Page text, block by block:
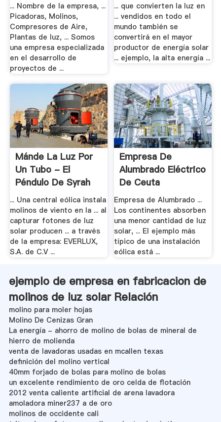
... Nombre de la empresa, ...
Picadoras, Molinos,
Compresores de Aire,
Plantas de luz, ... Somos
una empresa especializada
en el desarrollo de
proyectos de ...
... que convierten la luz en
... vendidos en todo el
mundo también se
convertirá en el mayor
productor de energía solar
... ejemplo, la alta energía ...
Mánde La Luz Por
Un Tubo - El
Péndulo De Syrah
... Una central eólica instala
molinos de viento en la ... al
capturar fotones de luz
solar producen ... a través
de la empresa: EVERLUX,
S.A. de C.V ...
Empresa De
Alumbrado Eléctrico
De Ceuta
Empresa de Alumbrado ...
Los continentes absorben
una menor cantidad de luz
solar, ... El ejemplo más
típico de una instalación
eólica está ...
ejemplo de empresa en fabricacion de
molinos de luz solar Relación
molino para moler hojas
Molino De Cenizas Gran
La energía - ahorro de molino de bolas de mineral de
hierro de molienda
venta de lavadoras usadas en mcallen texas
definición del molino vertical
40mm forjado de bolas para molino de bolas
un excelente rendimiento de oro celda de flotación
2012 venta caliente artificial de arena lavadora
amoladora miner237 a de oro
molinos de occidente cali